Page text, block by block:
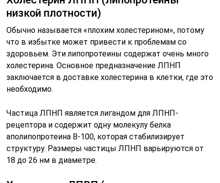
низкой плотности)
Обычно называется «плохим холестерином», потому
что в избытке может привести к проблемам со
здоровьем. Эти липопротеины содержат очень много
холестерина. Основное предназначение ЛПНП
заключается в доставке холестерина в клетки, где это
необходимо.
Частица ЛПНП является лигандом для ЛПНП-
рецептора и содержит одну молекулу белка
аполипопротеина B-100, которая стабилизирует
структуру. Размеры частицы ЛПНП варьируются от
18 до 26 нм в диаметре.